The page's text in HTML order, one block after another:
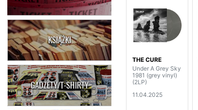
KSIĄŻKI
GADŻETY/T-SHIRTY
THE CURE
Under A Grey Sky
1981 (grey vinyl)
(2LP)
11.04.2025